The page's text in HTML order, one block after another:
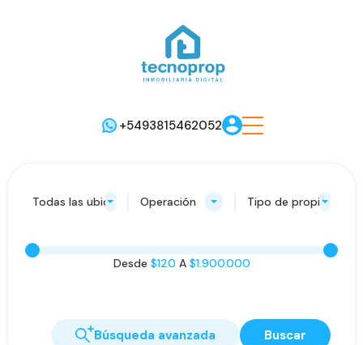
+5493815462052
Todas las ubicacionesOperación Tipo de propiedad
Desde $120 A $1.900.000
Búsqueda avanzada Buscar